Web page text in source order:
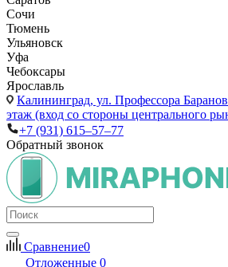
Сочи
Тюмень
Ульяновск
Уфа
Чебоксары
Ярославль
Калининград, ул. Профессора
этаж (вход со стороны центрального
+7 (931) 615‒57‒77
Обратный звонок
Сравнение0
Отложенные 0